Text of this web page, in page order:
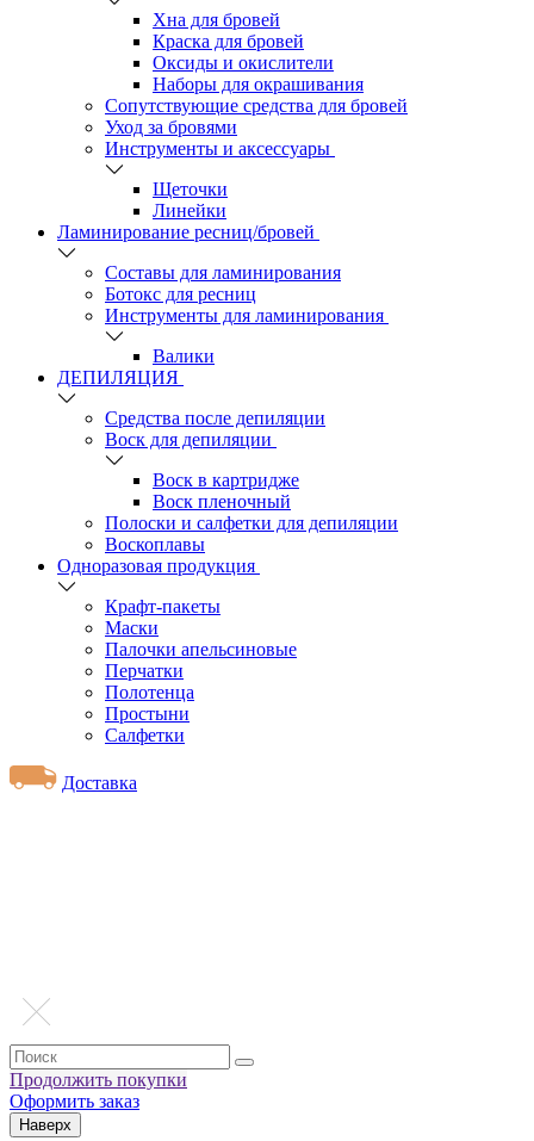
Хна для бровей
Краска для бровей
Оксиды и окислители
Наборы для окрашивания
Сопутствующие средства для бровей
Уход за бровями
Инструменты и аксессуары
Щеточки
Линейки
Ламинирование ресниц/бровей
Составы для ламинирования
Ботокс для ресниц
Инструменты для ламинирования
Валики
ДЕПИЛЯЦИЯ
Средства после депиляции
Воск для депиляции
Воск в картридже
Воск пленочный
Полоски и салфетки для депиляции
Воскоплавы
Одноразовая продукция
Крафт-пакеты
Маски
Палочки апельсиновые
Перчатки
Полотенца
Простыни
Салфетки
Доставка
Продолжить покупки
Оформить заказ
Наверх